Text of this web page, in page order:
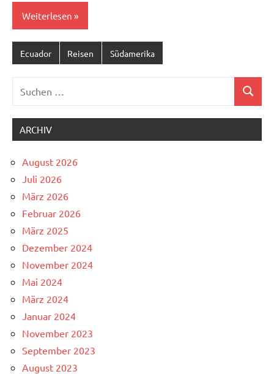
Weiterlesen
Ecuador Reisen Südamerika
Suchen
nach:
Suchen
ARCHIV
August 2026
Juli 2026
März 2026
Februar 2026
März 2025
Dezember 2024
November 2024
Mai 2024
März 2024
Januar 2024
November 2023
September 2023
August 2023